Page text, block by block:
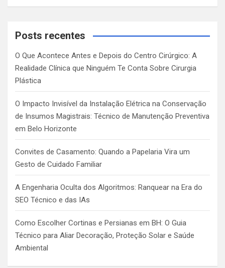
a
c
Posts recentes
O Que Acontece Antes e Depois do Centro Cirúrgico: A
Realidade Clínica que Ninguém Te Conta Sobre Cirurgia
Plástica
O Impacto Invisível da Instalação Elétrica na Conservação
de Insumos Magistrais: Técnico de Manutenção Preventiva
em Belo Horizonte
Convites de Casamento: Quando a Papelaria Vira um
Gesto de Cuidado Familiar
A Engenharia Oculta dos Algoritmos: Ranquear na Era do
SEO Técnico e das IAs
Como Escolher Cortinas e Persianas em BH: O Guia
Técnico para Aliar Decoração, Proteção Solar e Saúde
Ambiental